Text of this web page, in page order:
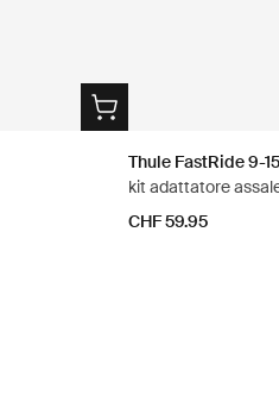
Thule FastRide 9-
kit adattatore
CHF 59.95